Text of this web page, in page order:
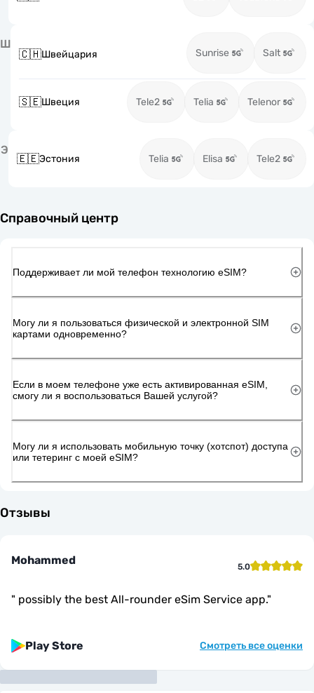
Ш
🇨🇭Швейцария Sunrise Salt
🇸🇪Швеция Tele2 Telia Telenor
Э
🇪🇪Эстония Telia Elisa Tele2
Справочный центр
Поддерживает ли мой телефон технологию eSIM?
Могу ли я пользоваться физической и электронной SIM
картами одновременно?
Если в моем телефоне уже есть активированная eSIM,
смогу ли я воспользоваться Вашей услугой?
Могу ли я использовать мобильную точку (хотспот) доступа
или тетеринг с моей eSIM?
Отзывы
Mohammed 5.0
" possibly the best All-rounder eSim Service app."
Play Store Смотреть все оценки